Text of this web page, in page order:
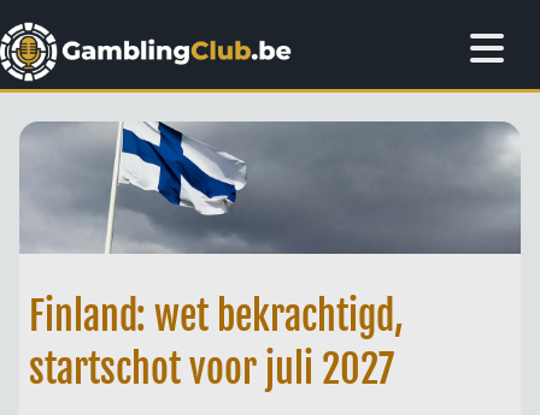
Finland: wet bekrachtigd,
startschot voor juli 2027